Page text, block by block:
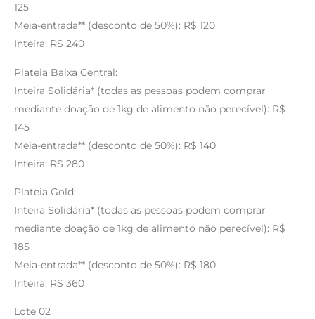
125
Meia-entrada** (desconto de 50%): R$ 120
Inteira: R$ 240
Plateia Baixa Central:
Inteira Solidária* (todas as pessoas podem comprar
mediante doação de 1kg de alimento não perecível): R$
145
Meia-entrada** (desconto de 50%): R$ 140
Inteira: R$ 280
Plateia Gold:
Inteira Solidária* (todas as pessoas podem comprar
mediante doação de 1kg de alimento não perecível): R$
185
Meia-entrada** (desconto de 50%): R$ 180
Inteira: R$ 360
Lote 02